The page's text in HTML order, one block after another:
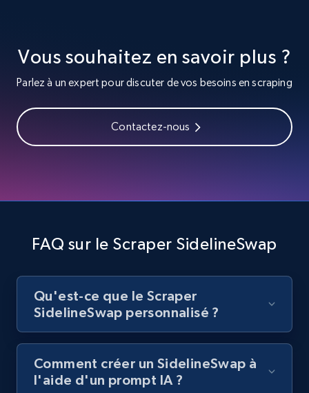
8.1K+ 714+ Essai gratuit
Youtube - Videos posts - Search videos by
Youtube - Videos posts - Collect YouTube
posts by hashtags
URL, Title, Youtuber, Youtuber md5, Video url,
714+
Vous souhaitez en savoir plus ?
Parlez à un expert pour discuter de vos besoins en scraping
Contactez-nous
FAQ sur le Scraper SidelineSwap
Qu'est-ce que le Scraper
SidelineSwap personnalisé ?
Comment créer un SidelineSwap à
l'aide d'un prompt IA ?